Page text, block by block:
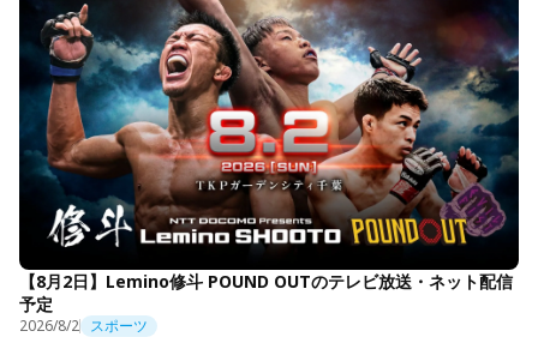
【8月2日】Lemino修斗 POUND OUTのテレビ放送・ネット配信
予定
2026/8/2 スポーツ